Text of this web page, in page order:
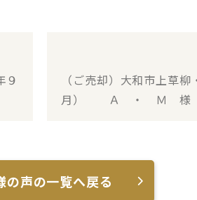
９
（ご売却）大和市上草
月） Ａ ・ Ｍ 様
の声の一覧へ戻る